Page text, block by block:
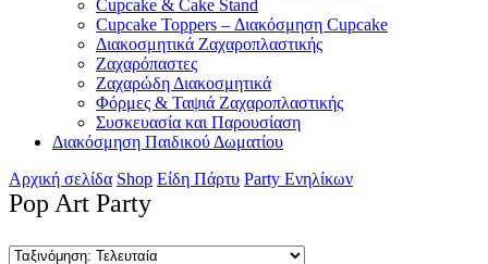
Cupcake & Cake Stand
Cupcake Toppers – Διακόσμηση Cupcake
Διακοσμητικά Ζαχαροπλαστικής
Ζαχαρόπαστες
Ζαχαρώδη Διακοσμητικά
Φόρμες & Ταψιά Ζαχαροπλαστικής
Συσκευασία και Παρουσίαση
Διακόσμηση Παιδικού Δωματίου
Αρχική σελίδα Shop Είδη Πάρτυ Party Ενηλίκων
Pop Art Party